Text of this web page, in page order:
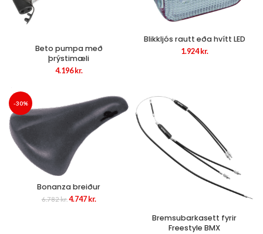
Beto pumpa með
þrýstimæli
4.196 kr.
Blikkljós rautt eða hvítt LED
1.924 kr.
-30%
Bonanza breiður
6.782kr.Original
4.747 kr.Current
Bremsubarkasett fyrir
Freestyle BMX